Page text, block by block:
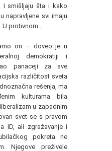
I smišljaju šta i kako
napravljene svi imaju
U protivnom…
on – doveo je u
demokratiji i
panaceji za sve
različitost sveta
rešenja, ma
kulturama bila
u zapadnim
svet se s pravom
ID, ali zgražavanje i
pokreta ne
Njegove preživele